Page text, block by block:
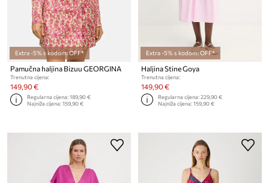
Extra -5% s kodom: OFF*
Pamučna haljina Bizuu GEORGINA
Trenutna cijena:
149,90 €
Regularna cijena:189,90 €
Najniža cijena:159,90 €
Extra -5% s kodom: OFF*
Haljina Stine Goya
Trenutna cijena:
149,90 €
Regularna cijena:229,90 €
Najniža cijena:159,90 €